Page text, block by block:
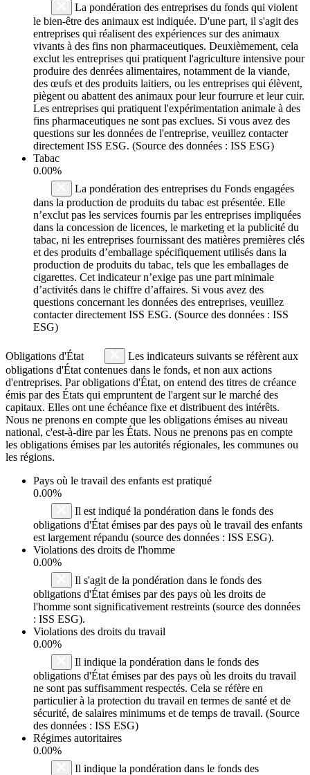
La pondération des entreprises du fonds qui violent
le bien-être des animaux est indiquée. D'une part, il s'agit des
entreprises qui réalisent des expériences sur des animaux
vivants à des fins non pharmaceutiques. Deuxièmement, cela
exclut les entreprises qui pratiquent l'agriculture intensive pour
produire des denrées alimentaires, notamment de la viande,
des œufs et des produits laitiers, ou les entreprises qui élèvent,
piègent ou abattent des animaux pour leur fourrure et leur cuir.
Les entreprises qui pratiquent l'expérimentation animale à des
fins pharmaceutiques ne sont pas exclues. Si vous avez des
questions sur les données de l'entreprise, veuillez contacter
directement ISS ESG. (Source des données : ISS ESG)
Tabac
0.00%
La pondération des entreprises du Fonds engagées
dans la production de produits du tabac est présentée. Elle
n’exclut pas les services fournis par les entreprises impliquées
dans la concession de licences, le marketing et la publicité du
tabac, ni les entreprises fournissant des matières premières clés
et des produits d’emballage spécifiquement utilisés dans la
production de produits du tabac, tels que les emballages de
cigarettes. Cet indicateur n’exige pas une part minimale
d’activités dans le chiffre d’affaires. Si vous avez des
questions concernant les données des entreprises, veuillez
contacter directement ISS ESG. (Source des données : ISS
ESG)
Obligations d'État
Les indicateurs suivants se réfèrent aux
obligations d'État contenues dans le fonds, et non aux actions
d'entreprises. Par obligations d'État, on entend des titres de créance
émis par des États qui empruntent de l'argent sur le marché des
capitaux. Elles ont une échéance fixe et distribuent des intérêts.
Nous ne prenons en compte que les obligations émises au niveau
national, c'est-à-dire par les États. Nous ne prenons pas en compte
les obligations émises par les autorités régionales, les communes ou
les régions.
Pays où le travail des enfants est pratiqué
0.00%
Il est indiqué la pondération dans le fonds des
obligations d'État émises par des pays où le travail des enfants
est largement répandu (source des données : ISS ESG).
Violations des droits de l'homme
0.00%
Il s'agit de la pondération dans le fonds des
obligations d'État émises par des pays où les droits de
l'homme sont significativement restreints (source des données
: ISS ESG).
Violations des droits du travail
0.00%
Il indique la pondération dans le fonds des
obligations d'État émises par des pays où les droits du travail
ne sont pas suffisamment respectés. Cela se réfère en
particulier à la protection du travail en termes de santé et de
sécurité, de salaires minimums et de temps de travail. (Source
des données : ISS ESG)
Régimes autoritaires
0.00%
Il indique la pondération dans le fonds des